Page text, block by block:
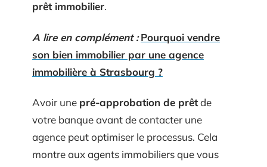
prêt immobilier.
A lire en complément : Pourquoi vendre
son bien immobilier par une agence
immobilière à Strasbourg ?
Avoir une pré-approbation de prêtde
votre banque avant de contacter une
agence peut optimiser le processus. Cela
montre aux agents immobiliers que vous